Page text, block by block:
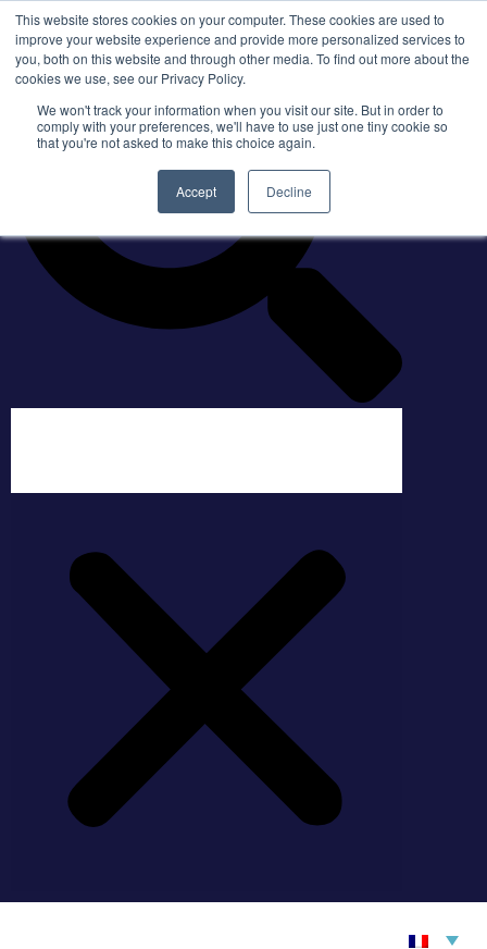
This website stores cookies on your computer. These cookies are used to
improve your website experience and provide more personalized services to
you, both on this website and through other media. To find out more about the
cookies we use, see our Privacy Policy.
We won't track your information when you visit our site. But in order to
comply with your preferences, we'll have to use just one tiny cookie so
that you're not asked to make this choice again.
Accept Decline